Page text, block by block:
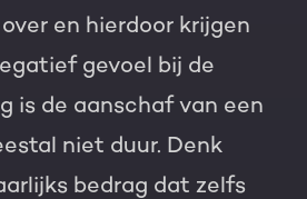
en hierdoor krijgen
gevoel bij de
is de aanschaf van een
niet duur. Denk
bedrag dat zelfs